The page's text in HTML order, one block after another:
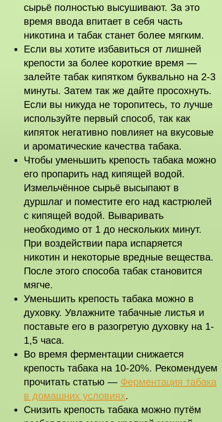
сырьё полностью высушивают. За это
время ввода впитает в себя часть
никотина и табак станет более мягким.
Если вы хотите избавиться от лишней
крепости за более короткие время —
залейте табак кипятком буквально на 2-3
минуты. Затем так же дайте просохнуть.
Если вы никуда не торопитесь, то лучше
используйте первый способ, так как
кипяток негативно повлияет на вкусовые
и ароматические качества табака.
Чтобы уменьшить крепость табака можно
его пропарить над кипящей водой.
Измельчённое сырьё высыпают в
дуршлаг и поместите его над кастрюлей
с кипящей водой. Вываривать
необходимо от 1 до нескольких минут.
При воздействии пара испаряется
никотин и некоторые вредные вещества.
После этого способа табак становится
мягче.
Уменьшить крепость табака можно в
духовку. Увлажните табачные листья и
поставьте его в разогретую духовку на 1-
1,5 часа.
Во время ферментации снижается
крепость табака на 10-20%. Рекомендуем
прочитать статью — Ферментация табака
в домашних условиях.
Снизить крепость табака можно путём